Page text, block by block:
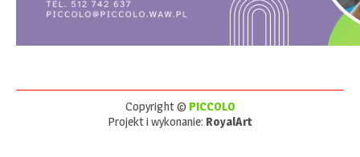
Copyright © PICCOLO
Projekt i wykonanie: RoyalArt